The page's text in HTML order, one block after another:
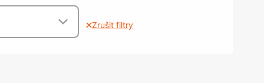
nohy, Nábytkové nohy a
Zrušit filtry